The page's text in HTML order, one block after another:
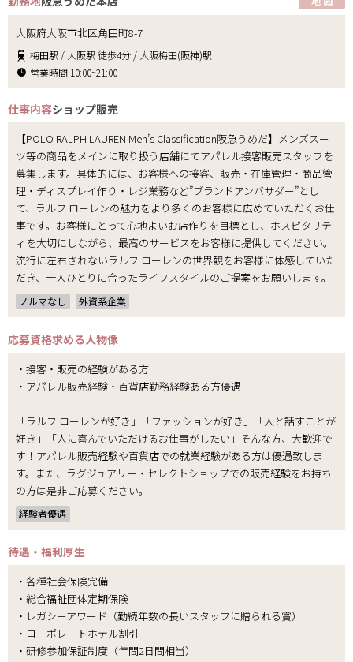
大阪府大阪市北区角田町8-7
梅田駅 / 大阪駅 徒歩4分 / 大阪梅田(阪神)駅
営業時間 10:00~21:00
仕事内容ショップ販売
【POLO RALPH LAUREN Men’s Classification阪急うめだ】メンズスー
ツ等の商品をメインに取り扱う店舗にてアパレル接客販売スタッフを
募集します。具体的には、お客様への接客、販売・在庫管理・商品管
理・ディスプレイ作り・レジ業務など”ブランドアンバサダー”とし
て、ラルフ ローレンの魅力をより多くのお客様に広めていただくお仕
事です。お客様にとって心地よいお店作りを目標とし、ホスピタリテ
ィを大切にしながら、最高のサービスをお客様に提供してください。
流行に左右されないラルフ ローレンの世界観をお客様に体感していた
だき、一人ひとりに合ったライフスタイルのご提案をお願いします。
ノルマなし 外資系企業
応募資格求める人物像
・接客・販売の経験がある方
・アパレル販売経験・百貨店勤務経験ある方優遇
「ラルフ ローレンが好き」「ファッションが好き」「人と話すことが
好き」「人に喜んでいただけるお仕事がしたい」そんな方、大歓迎で
す！アパレル販売経験や百貨店での就業経験がある方は優遇致しま
す。また、ラグジュアリー・セレクトショップでの販売経験をお持ち
の方は是非ご応募ください。
経験者優遇
待遇・福利厚生
・各種社会保険完備
・総合福祉団体定期保険
・レガシーアワード（勤続年数の長いスタッフに贈られる賞）
・コーポレートホテル割引
・研修参加保証制度（年間2日間相当）